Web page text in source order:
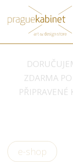
ZDARMA
e-shop